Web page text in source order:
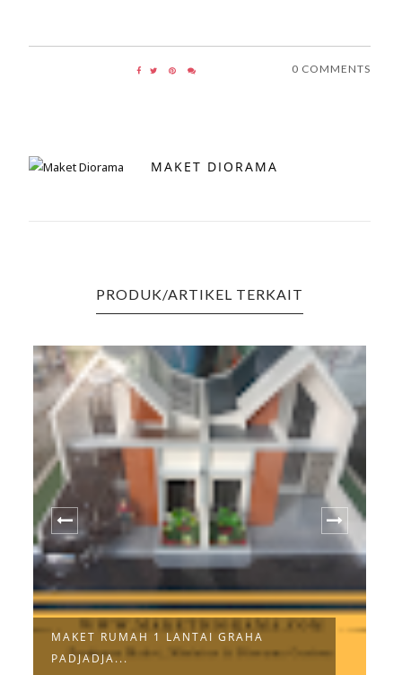
0 COMMENTS
MAKET DIORAMA
PRODUK/ARTIKEL TERKAIT
MAKET RUMAH 1 LANTAI GRAHA
PADJADJA...